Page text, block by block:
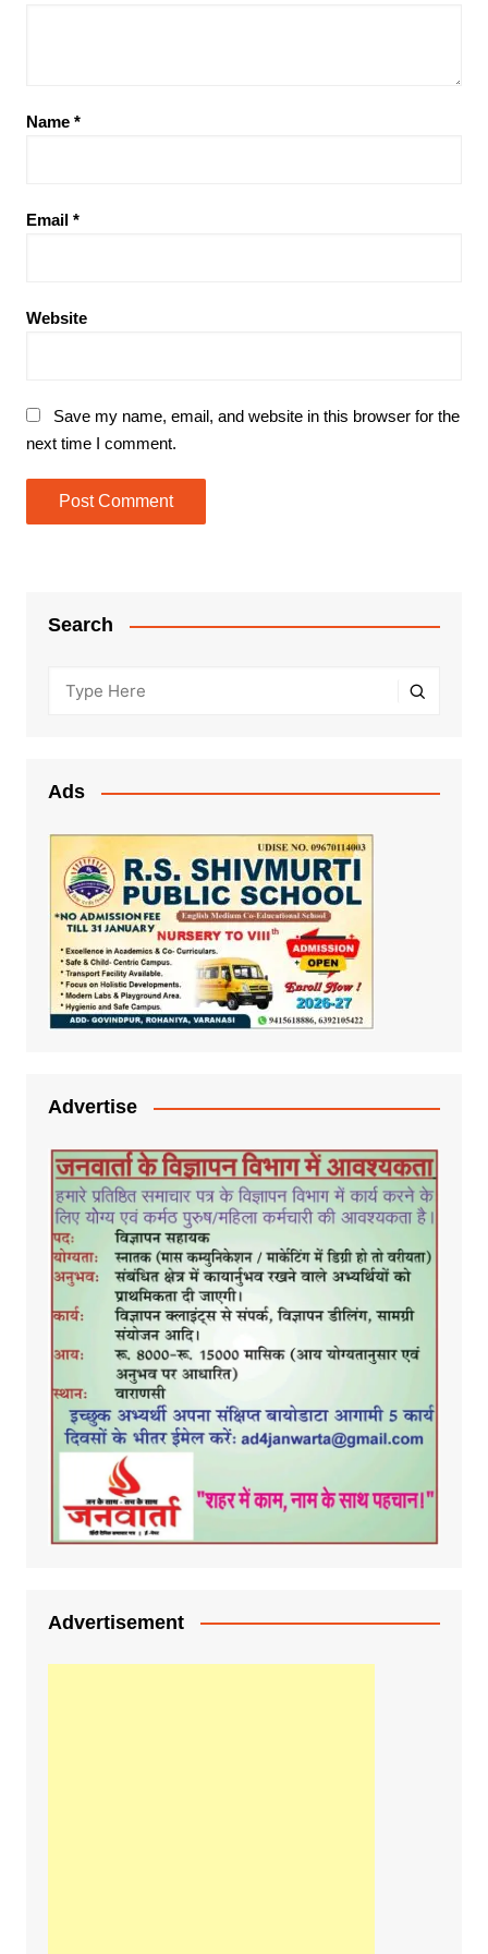
Name *
Email *
Website
Save my name, email, and website in this browser for the
next time I comment.
Search
Ads
Advertise
Advertisement